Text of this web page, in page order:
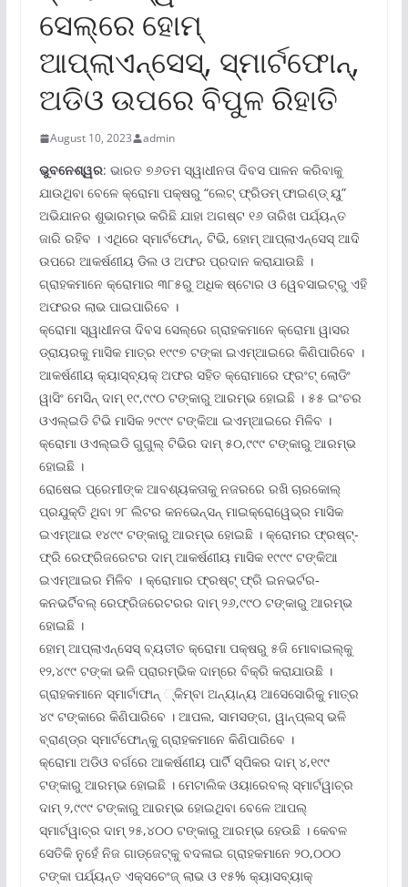
ସେଲ୍‌ରେ ହୋମ୍
ଆପ୍ଲାଏନ୍‌ସେସ୍‌, ସ୍ମାର୍ଟଫୋନ୍‌,
ଅଡିଓ ଉପରେ ବିପୁଳ ରିହାତି
August 10, 2023 admin
ଭୁବନେଶ୍ୱର: ଭାରତ ୭୬ତମ ସ୍ୱାଧୀନତା ଦିବସ ପାଳନ କରିବାକୁ
ଯାଉଥିବା ବେଳେ କ୍ରୋମା ପକ୍ଷରୁ “ଲେଟ୍ ଫ୍ରିଡମ୍ ଫାଇଣ୍ଡ୍ ୟୁ”
ଅଭିଯାନର ଶୁଭାରମ୍ଭ କରିଛି ଯାହା ଅଗଷ୍ଟ ୧୬ ତାରିଖ ପର୍ଯ୍ୟନ୍ତ
ଜାରି ରହିବ । ଏଥିରେ ସ୍ମାର୍ଟଫୋନ୍‌, ଟିଭି, ହୋମ୍ ଆପ୍ଲାଏନ୍‌ସେସ୍ ଆଦି
ଉପରେ ଆକର୍ଷଣୀୟ ଡିଲ ଓ ଅଫର ପ୍ରଦାନ କରାଯାଉଛି ।
ଗ୍ରାହକମାନେ କ୍ରୋମାର ୩୮୫ରୁ ଅଧିକ ଷ୍ଟୋର ଓ ୱେବସାଇଟ୍‌ରୁ ଏହି
ଅଫରର ଲାଭ ପାଇପାରିବେ ।
କ୍ରୋମା ସ୍ୱାଧୀନତା ଦିବସ ସେଲ୍‌ରେ ଗ୍ରାହକମାନେ କ୍ରୋମା ୱାସର
ଡ୍ରାୟରକୁ ମାସିକ ମାତ୍ର ୧୯୯୭ ଟଙ୍କା ଇଏମ୍‌ଆଇରେ କିଣିପାରିବେ ।
ଆକର୍ଷଣୀୟ କ୍ୟାସ୍‌ବ୍ୟକ୍ ଅଫର ସହିତ କ୍ରୋମାରେ ଫ୍ରଂଟ୍ ଲୋଡିଂ
ୱାସିଂ ମେସିନ୍ ଦାମ୍ ୧୯,୯୯୦ ଟଙ୍କାରୁ ଆରମ୍ଭ ହୋଇଛି । ୫୫ ଇଂଚର
ଓଏଲ୍‌ଇଡି ଟିଭି ମାସିକ ୨୯୯୯ ଟଙ୍କିଆ ଇଏମ୍‌ଆଇରେ ମିଳିବ ।
କ୍ରୋମା ଓଏଲ୍‌ଇଡି ଗୁଗୁଲ୍ ଟିଭିର ଦାମ୍ ୫୦,୯୯୯ ଟଙ୍କାରୁ ଆରମ୍ଭ
ହୋଇଛି ।
ରୋଷେଇ ପ୍ରେମୀଙ୍କ ଆବଶ୍ୟକତାକୁ ନଜରରେ ରଖି ଚାରକୋଲ୍
ପ୍ରଯୁକ୍ତି ଥିବା ୨୮ ଲିଟର କନଭେନ୍‌ସନ୍ ମାଇକ୍ରୋୱେଭ୍‌ର ମାସିକ
ଇଏମ୍‌ଆଇ ୧୪୯୯ ଟଙ୍କାରୁ ଆରମ୍ଭ ହୋଇଛି । କ୍ରୋମର ଫ୍ରଷ୍ଟ୍‌-
ଫ୍ରି ରେଫ୍ରିଜରେଟର ଦାମ୍ ଆକର୍ଷଣୀୟ ମାସିକ ୧୯୯୯ ଟଙ୍କିଆ
ଇଏମ୍‌ଆଇର ମିଳିବ । କ୍ରୋମାର ଫ୍ରଷ୍ଟ୍ ଫ୍ରି ଇନଭର୍ଟର-
କନଭର୍ଟିବଲ୍ ରେଫ୍ରିଜରେଟରର ଦାମ୍ ୨୬,୯୯୦ ଟଙ୍କାରୁ ଆରମ୍ଭ
ହୋଇଛି ।
ହୋମ୍ ଆପ୍ଲାଏନ୍‌ସେସ୍ ବ୍ୟତୀତ କ୍ରୋମା ପକ୍ଷରୁ ୫ଜି ମୋବାଇଲ୍‌କୁ
୧୨,୪୯୯ ଟଙ୍କା ଭଳି ପ୍ରାରମ୍ଭିକ ଦାମ୍‌ରେ ବିକ୍ରି କରାଯାଉଛି ।
ଗ୍ରାହକମାନେ ସ୍ମାର୍ଟାଫାନ୍ ୍‌କିମ୍ବା ଅନ୍ୟାନ୍ୟ ଆସେସୋରିକୁ ମାତ୍ର
୪୯ ଟଙ୍କାରେ କିଣିପାରିବେ । ଆପଲ, ସାମସଙ୍ଗ, ୱାନ୍‌ପ୍ଲସ୍ ଭଳି
ବ୍ରାଣ୍ଡ୍‌ର ସ୍ମାର୍ଟଫୋନ୍‌କୁ ଗ୍ରାହକମାନେ କିଣିପାରିବେ ।
କ୍ରୋମା ଅଡିଓ ବର୍ଗରେ ଆକର୍ଷଣୀୟ ପାର୍ଟି ସ୍ପିକର ଦାମ୍ ୪,୧୯୯
ଟଙ୍କାରୁ ଆରମ୍ଭ ହୋଇଛି । ମେଟାଲିକ ଓୟାରେବଲ୍ ସ୍ମାର୍ଟୱାଚ୍‌ର
ଦାମ୍ ୨,୯୯୯ ଟଙ୍କାରୁ ଆରମ୍ଭ ହୋଇଥିବା ବେଳେ ଆପଲ୍
ସ୍ମାର୍ଟୱାଚ୍‌ର ଦାମ୍ ୨୫,୪୦୦ ଟଙ୍କାରୁ ଆରମ୍ଭ ହେଉଛି । କେବଳ
ସେତିକି ନୁହେଁ ନିଜ ଗାଡ୍‌ଜେଟ୍‌କୁ ବଦଳାଇ ଗ୍ରାହକମାନେ ୨୦,୦୦୦
ଟଙ୍କା ପର୍ଯ୍ୟନ୍ତ ଏକ୍ସଚେଂଜ୍ ଲାଭ ଓ ୧୫% କ୍ୟାସବ୍ୟାକ୍